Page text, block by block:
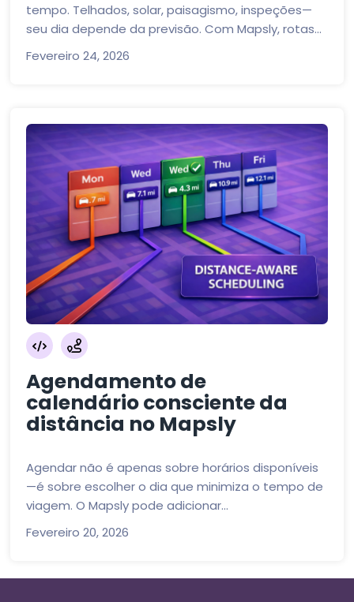
tempo. Telhados, solar, paisagismo, inspeções—
seu dia depende da previsão. Com Mapsly, rotas...
Fevereiro 24, 2026
Agendamento de
calendário consciente da
distância no Mapsly
Agendar não é apenas sobre horários disponíveis
—é sobre escolher o dia que minimiza o tempo de
viagem. O Mapsly pode adicionar...
Fevereiro 20, 2026